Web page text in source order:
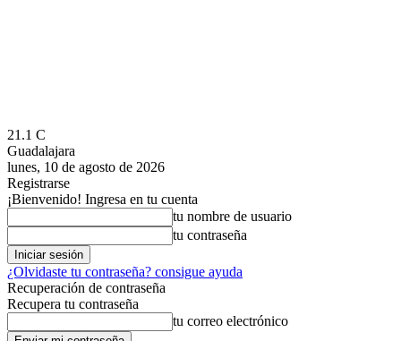
21.1 C
Guadalajara
lunes, 10 de agosto de 2026
Registrarse
¡Bienvenido! Ingresa en tu cuenta
tu nombre de usuario
tu contraseña
¿Olvidaste tu contraseña? consigue ayuda
Recuperación de contraseña
Recupera tu contraseña
tu correo electrónico